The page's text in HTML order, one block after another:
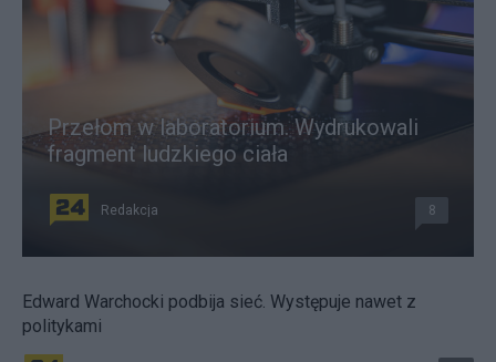
Przełom w laboratorium. Wydrukowali
fragment ludzkiego ciała
Redakcja 8
Edward Warchocki podbija sieć. Występuje nawet z
politykami